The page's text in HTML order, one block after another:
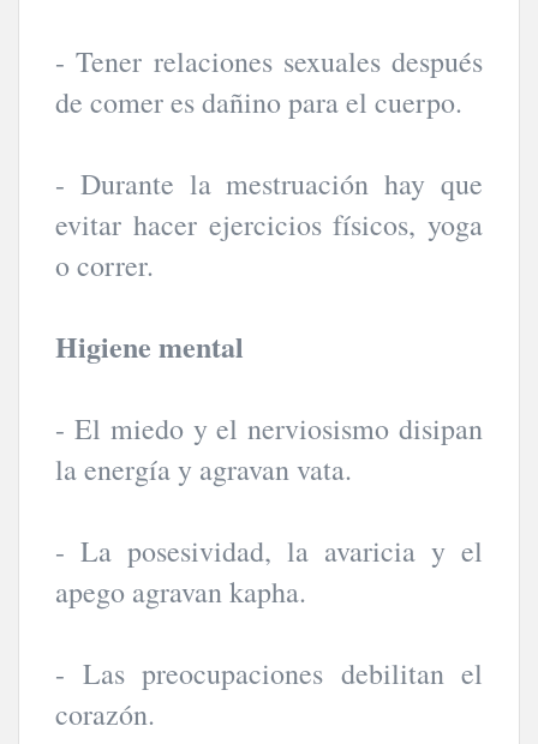
- Tener relaciones sexuales después
de comer es dañino para el cuerpo.
- Durante la mestruación hay que
evitar hacer ejercicios físicos, yoga
o correr.
Higiene mental
- El miedo y el nerviosismo disipan
la energía y agravan vata.
- La posesividad, la avaricia y el
apego agravan kapha.
- Las preocupaciones debilitan el
corazón.